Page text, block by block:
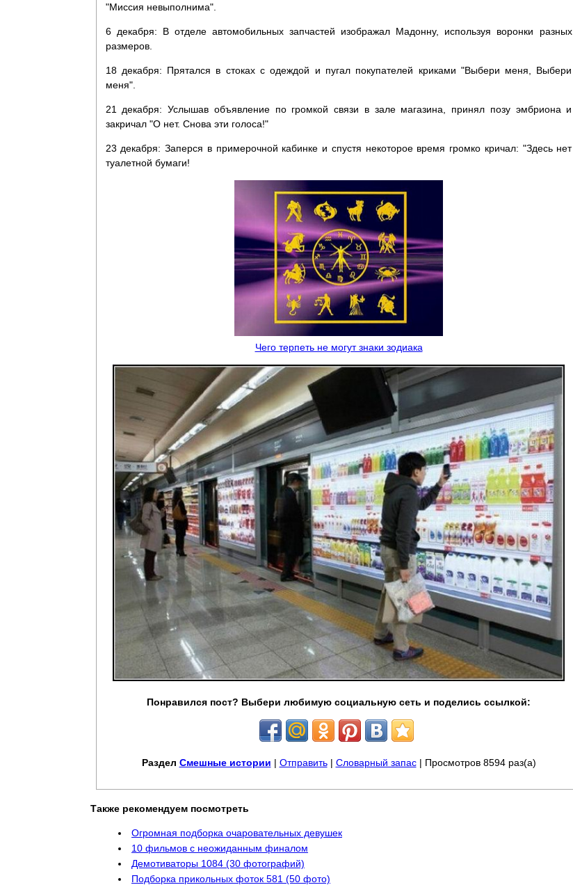
"Миссия невыполнима".
6 декабря: В отделе автомобильных запчастей изображал Мадонну, используя воронки разных
размеров.
18 декабря: Прятался в стоках с одеждой и пугал покупателей криками "Выбери меня, Выбери
меня".
21 декабря: Услышав объявление по громкой связи в зале магазина, принял позу эмбриона и
закричал "О нет. Снова эти голоса!"
23 декабря: Заперся в примерочной кабинке и спустя некоторое время громко кричал: "Здесь нет
туалетной бумаги!
Чего терпеть не могут знаки зодиака
Понравился пост? Выбери любимую социальную сеть и поделись ссылкой:
Раздел Смешные истории | Отправить| Словарный запас| Просмотров 8594 раз(а)
Также рекомендуем посмотреть
Огромная подборка очаровательных девушек
10 фильмов с неожиданным финалом
Демотиваторы 1084 (30 фотографий)
Подборка прикольных фоток 581 (50 фото)